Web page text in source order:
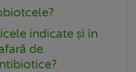
indicate și în
de